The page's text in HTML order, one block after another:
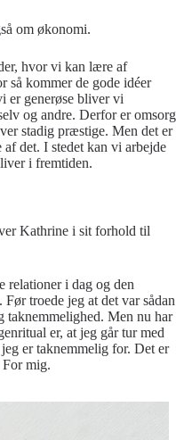
om økonomi.
hvor vi kan lære af
så kommer de gode idéer
er generøse bliver vi
og andre. Derfor er omsorg
stadig præstige. Men det er
det. I stedet kan vi arbejde
i fremtiden.
Kathrine i sit forhold til
relationer i dag og den
troede jeg at det var sådan
taknemmelighed. Men nu har
er, at jeg går tur med
er taknemmelig for. Det er
For mig.